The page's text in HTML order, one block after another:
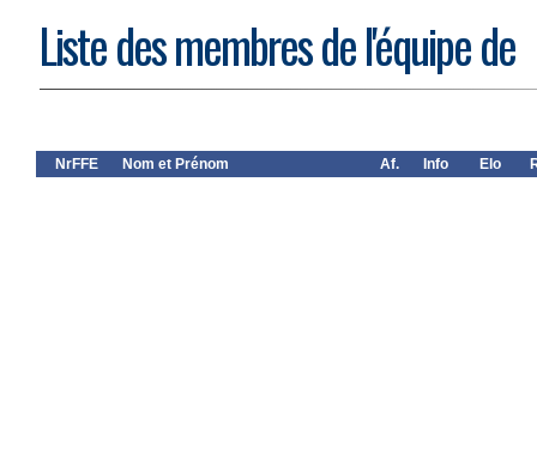
Liste des membres de l'équipe de
NrFFE Nom et Prénom Af. Info Elo